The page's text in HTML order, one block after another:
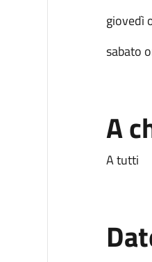
giovedì
sabato
A
A tutti